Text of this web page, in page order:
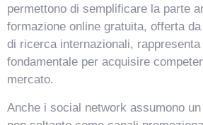
permettono di semplificare la parte
formazione online gratuita, offerta
di ricerca internazionali, rappresenta
fondamentale per acquisire
mercato.
Anche i social network assumono